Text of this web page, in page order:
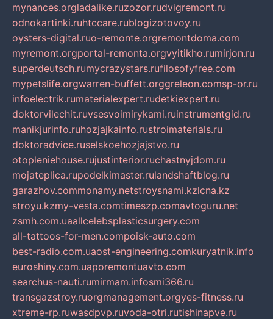
mynances.orgladalike.ruzozor.rudvigremont.ru
odnokartinki.ruhtccare.rublogizotovoy.ru
oysters-digital.ruo-remonte.orgremontdoma.com
myremont.orgportal-remonta.orgvyitikho.rumirjon.ru
superdeutsch.rumycrazystars.rufilosofyfree.com
mypetslife.orgwarren-buffett.orggreleon.comsp-or.ru
infoelectrik.rumaterialexpert.rudetkiexpert.ru
doktorvilechit.ruvsesvoimirykami.ruinstrumentgid.ru
manikjurinfo.ruhozjajkainfo.rustroimaterials.ru
doktoradvice.ruselskoehozjajstvo.ru
otopleniehouse.rujustinterior.ruchastnyjdom.ru
mojateplica.rupodelkimaster.rulandshaftblog.ru
garazhov.commonamy.netstroysnami.kzlcna.kz
stroyu.kzmy-vesta.comtimeszp.comavtoguru.net
zsmh.com.uaallcelebsplasticsurgery.com
all-tattoos-for-men.compoisk-auto.com
best-radio.com.uaost-engineering.comkuryatnik.info
euroshiny.com.uaporemontuavto.com
searchus-nauti.rumirmam.infosmi366.ru
transgazstroy.ruorgmanagement.orgyes-fitness.ru
xtreme-rp.ruwasdpvp.ruvoda-otri.rutishinapve.ru